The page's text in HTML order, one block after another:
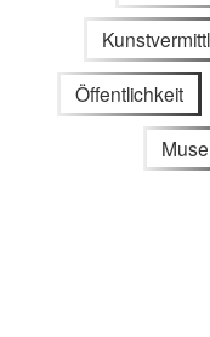
Öffentlichkeit